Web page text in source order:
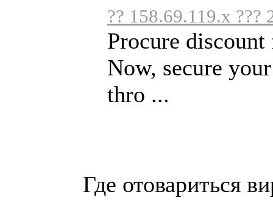
?? 158.69.119.x ???
Procure
Now, secure
thro ...
Где отовариться